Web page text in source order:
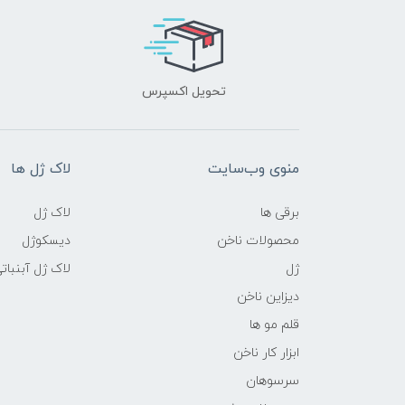
تحویل اکسپرس
منوی وب‌سایت
برقی ها
محصولات ناخن
ژل
دیزاین ناخن
قلم مو ها
ابزار کار ناخن
سرسوهان
لاک ژل ها
لاک ژل
دیسکوژل
لاک ژل